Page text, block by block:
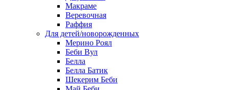
Макраме
Веревочная
Раффия
Для детей/новорожденных
Мерино Роял
Беби Вул
Белла
Белла Батик
Шекерим Беби